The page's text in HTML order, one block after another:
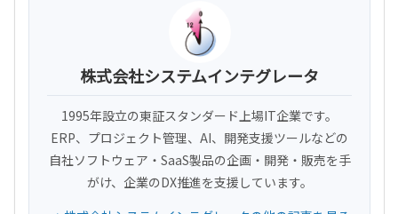
株式会社システムインテグレータ
1995年設立の東証スタンダード上場IT企業です。
ERP、プロジェクト管理、AI、開発支援ツールなどの
自社ソフトウェア・SaaS製品の企画・開発・販売を手
がけ、企業のDX推進を支援しています。